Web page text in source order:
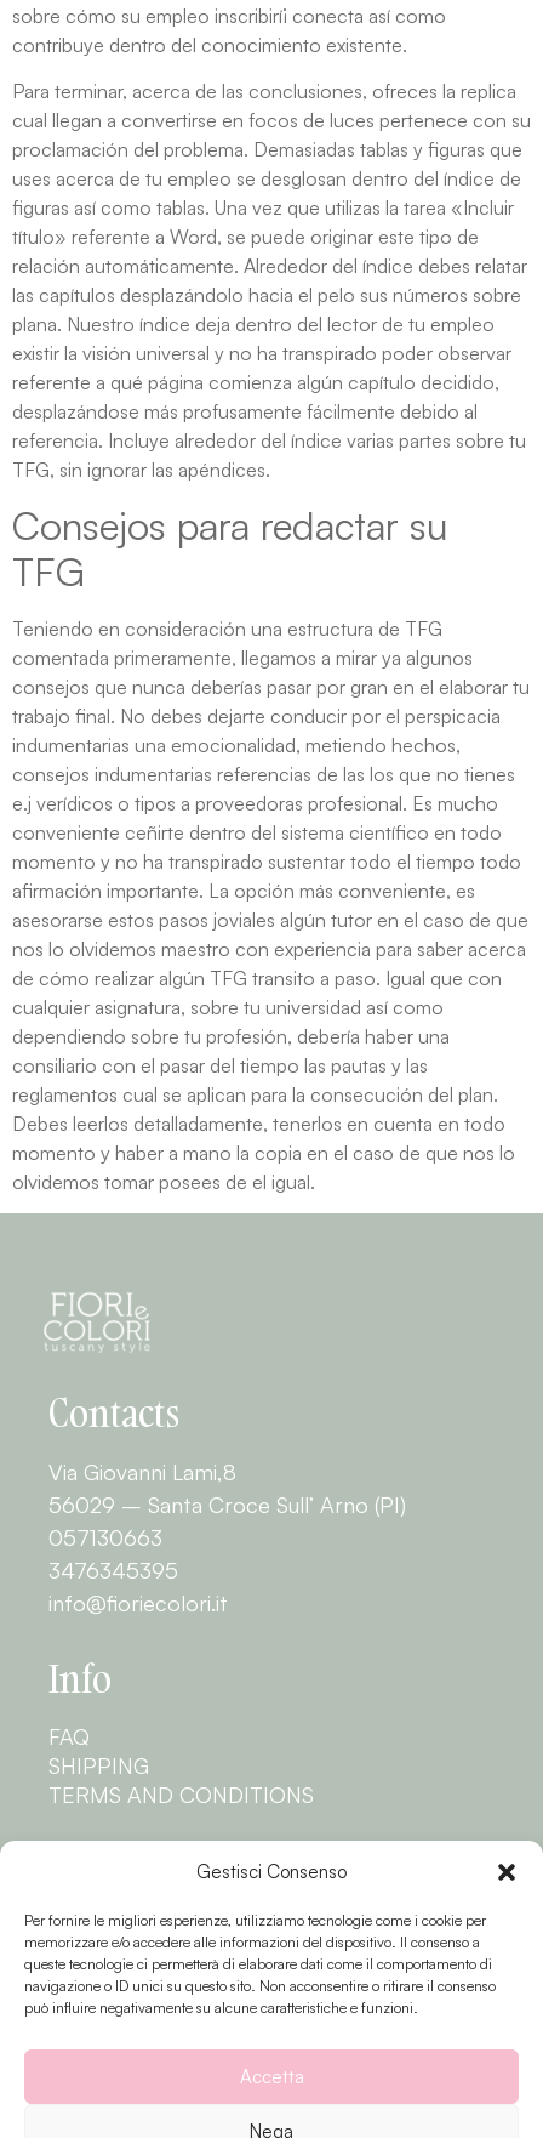
Gestisci Consenso
Per fornire le migliori esperienze, utilizziamo tecnologie come i cookie per
memorizzare e/o accedere alle informazioni del dispositivo. Il consenso a
queste tecnologie ci permetterà di elaborare dati come il comportamento di
navigazione o ID unici su questo sito. Non acconsentire o ritirare il consenso
può influire negativamente su alcune caratteristiche e funzioni.
Accetta
Nega
sobre cómo su empleo inscribirí¡ conecta así­ como
contribuye dentro del conocimiento existente.
Para terminar, acerca de las conclusiones, ofreces la replica
cual llegan a convertirse en focos de luces pertenece con su
proclamación del problema. Demasiadas tablas y figuras que
uses acerca de tu empleo se desglosan dentro del índice de
figuras así­ como tablas. Una vez que utilizas la tarea «Incluir
título» referente a Word, se puede originar este tipo de
relación automáticamente. Alrededor del índice debes relatar
las capítulos desplazándolo hacia el pelo sus números sobre
plana. Nuestro índice deja dentro del lector de tu empleo
existir la visión universal y no ha transpirado poder observar
referente a qué página comienza algún capítulo decidido,
desplazándose más profusamente fácilmente debido al
referencia. Incluye alrededor del índice varias partes sobre tu
TFG, sin ignorar las apéndices.
Consejos para redactar su
TFG
Teniendo en consideración una estructura de TFG
comentada primeramente, llegamos a mirar ya algunos
consejos que nunca deberías pasar por gran en el elaborar tu
trabajo final. No debes dejarte conducir por el perspicacia
indumentarias una emocionalidad, metiendo hechos,
consejos indumentarias referencias de las los que no tienes
e.j verídicos o tipos a proveedoras profesional. Es mucho
conveniente ceñirte dentro del sistema científico en todo
momento y no ha transpirado sustentar todo el tiempo todo
afirmación importante. La opción más conveniente, es
asesorarse estos pasos joviales algún tutor en el caso de que
nos lo olvidemos maestro con experiencia para saber acerca
de cómo realizar algún TFG transito a paso. Igual que con
cualquier asignatura, sobre tu universidad así­ como
dependiendo sobre tu profesión, debería haber una
consiliario con el pasar del tiempo las pautas y las
reglamentos cual se aplican para la consecución del plan.
Debes leerlos detalladamente, tenerlos en cuenta en todo
momento y haber a mano la copia en el caso de que nos lo
olvidemos tomar posees de el igual.
Contacts
Via Giovanni Lami,8
56029 – Santa Croce Sull’ Arno (PI)
057130663
3476345395
info@fioriecolori.it
Info
FAQ
SHIPPING
TERMS AND CONDITIONS
PRIVACY POLICY
COOKIE POLICY
Follow us